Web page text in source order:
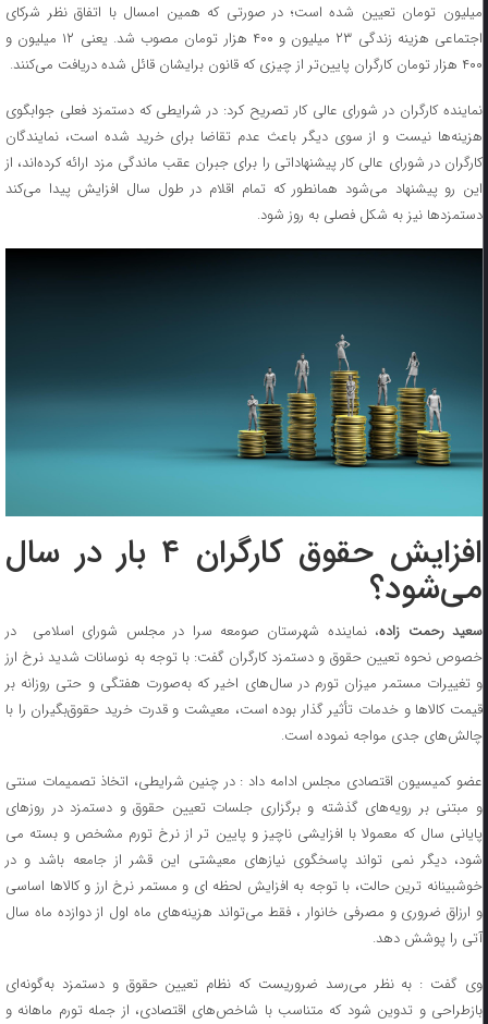
میلیون تومان تعیین شده است؛ در صورتی که همین امسال با اتفاق نظر شرکای
اجتماعی هزینه زندگی ۲۳ میلیون و ۴۰۰ هزار تومان مصوب شد. یعنی ۱۲ میلیون و
۴۰۰ هزار تومان کارگران پایین‌تر از چیزی که قانون برایشان قائل شده دریافت می‌کنند.
نماینده کارگران در شورای عالی کار تصریح کرد: در شرایطی که دستمزد فعلی جوابگوی
هزینه‌ها نیست و از سوی دیگر باعث عدم تقاضا برای خرید شده است، نمایندگان
کارگران در شورای عالی کار پیشنهاداتی را برای جبران عقب ماندگی مزد ارائه کرده‌اند، از
این رو پیشنهاد می‌شود همانطور که تمام اقلام در طول سال افزایش پیدا می‌کند
دستمزدها نیز به شکل فصلی به روز شود.
افزایش حقوق کارگران ۴ بار در سال
می‌شود؟
سعید رحمت زاده، نماینده شهرستان صومعه سرا در مجلس شورای اسلامی در
خصوص نحوه تعیین حقوق و دستمزد کارگران گفت: با توجه به نوسانات شدید نرخ ارز
و تغییرات مستمر میزان تورم در سال‌های اخیر که به‌صورت هفتگی و حتی روزانه بر
قیمت کالاها و خدمات تأثیر گذار بوده است، معیشت و قدرت خرید حقوق‌بگیران را با
چالش‌های جدی مواجه نموده است.
عضو کمیسیون اقتصادی مجلس ادامه داد : در چنین شرایطی، اتخاذ تصمیمات سنتی
و مبتنی بر رویه‌های گذشته و برگزاری جلسات تعیین حقوق و دستمزد در روزهای
پایانی سال که معمولا با افزایشی ناچیز و پایین تر از نرخ تورم مشخص و بسته می
شود، دیگر نمی تواند پاسخگوی نیازهای معیشتی این قشر از جامعه باشد و در
خوشبینانه ترین حالت، با توجه به افزایش لحظه ای و مستمر نرخ ارز و کالاها اساسی
و ارزاق ضروری و مصرفی خانوار ، فقط می‌تواند هزینه‌های ماه اول از دوازده ماه سال
آتی را پوشش دهد.
وی گفت : به نظر می‌رسد ضروریست که نظام تعیین حقوق و دستمزد به‌گونه‌ای
بازطراحی و تدوین شود که متناسب با شاخص‌های اقتصادی، از جمله تورم ماهانه و